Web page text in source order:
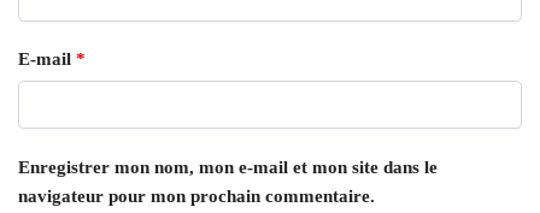
E-mail *
Enregistrer mon nom, mon e-mail et mon site dans le
navigateur pour mon prochain commentaire.